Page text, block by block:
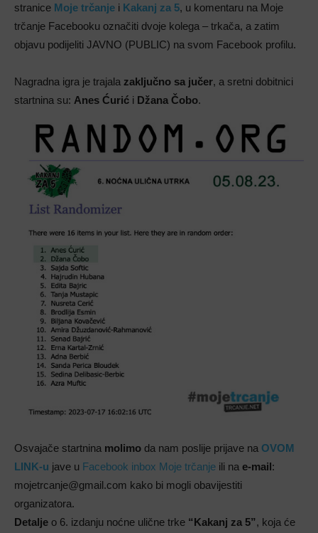
stranice Moje trčanje i Kakanj za 5, u komentaru na Moje
trčanje Facebooku označiti dvoje kolega – trkača, a zatim
objavu podijeliti JAVNO (PUBLIC) na svom Facebook profilu.
Nagradna igra je trajala zaključno sa jučer, a sretni dobitnici
startnina su: Anes Ćurić i Džana Čobo.
Osvajače startnina molimo da nam poslije prijave na OVOM
LINK-u jave u Facebook inbox Moje trčanje ili na e-mail:
mojetrcanje@gmail.com kako bi mogli obavijestiti
organizatora.
Detalje o 6. izdanju noćne ulične trke “Kakanj za 5”, koja će